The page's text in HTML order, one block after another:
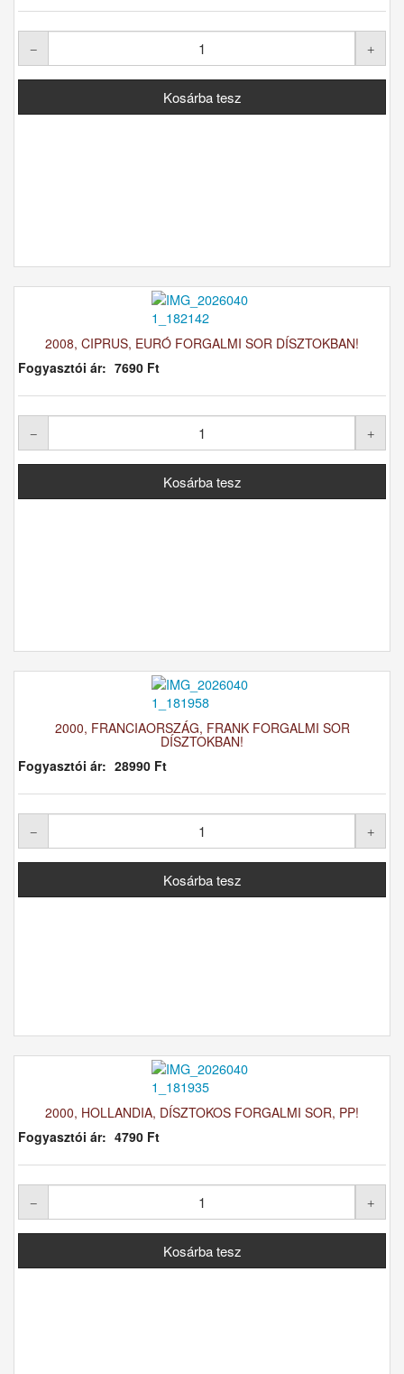
2008, CIPRUS, EURÓ FORGALMI SOR DÍSZTOKBAN!
Fogyasztói ár: 7690 Ft
2000, FRANCIAORSZÁG, FRANK FORGALMI SOR
DÍSZTOKBAN!
Fogyasztói ár: 28990 Ft
2000, HOLLANDIA, DÍSZTOKOS FORGALMI SOR, PP!
Fogyasztói ár: 4790 Ft